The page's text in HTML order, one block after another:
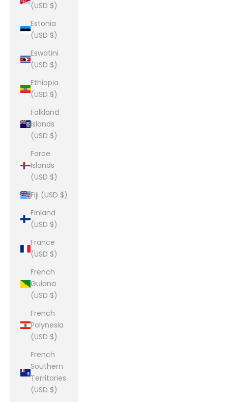
(USD $)
Estonia
(USD $)
Eswatini
(USD $)
Ethiopia
(USD $)
Falkland
Islands
(USD $)
Faroe
Islands
(USD $)
Fiji (USD $)
Finland
(USD $)
France
(USD $)
French
Guiana
(USD $)
French
Polynesia
(USD $)
French
Southern
Territories
(USD $)